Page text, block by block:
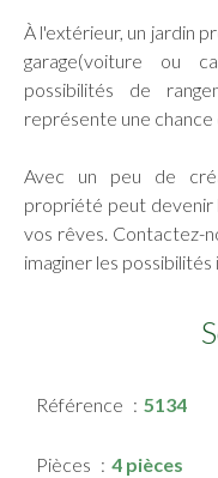
À l'extérieur, un jardin
garage(voiture ou
possibilités de
représente une
Avec un peu de
propriété peut devenir
vos rêves. Contactez-
imaginer les possibilités
Référence 5134
Pièces 4 pièces